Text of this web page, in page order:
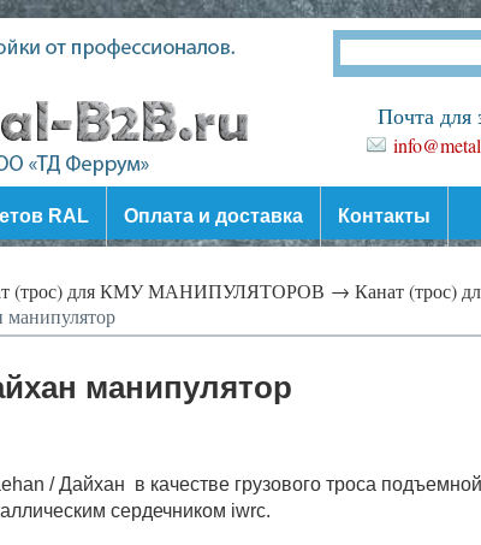
Почта для
RAL Оплата и доставка Контакты
(трос) для КМУ МАНИПУЛЯТОРОВ → Канат (трос)
манипулятор
/ Дайхан в качестве грузового троса
сердечником iwrc.